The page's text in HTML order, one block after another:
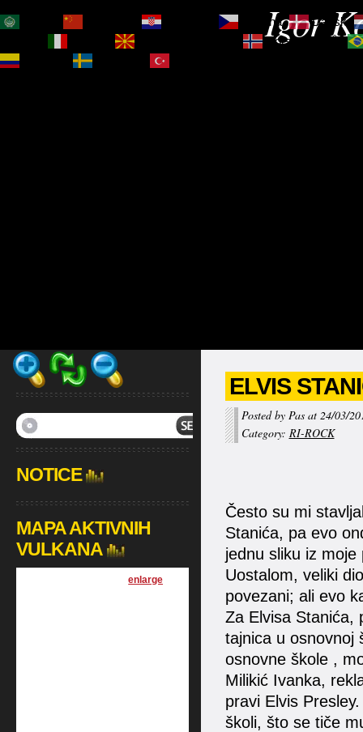
Igor
ELVIS
Posted by Pas at 24/03/
Category: RI-ROCK
Često su mi
Stanića, pa evo
jednu sliku iz
Uostalom, veliki
povezani; ali evo
Za Elvisa Stanića,
tajnica u osnovnoj
osnovne škole ,
Milikić Ivanka,
pravi Elvis
školi, što se tiče
NOTICE
MAPA AKTIVNIH
VULKANA
[enlarge
Čeština‎
Dansk
Norsk bokmål